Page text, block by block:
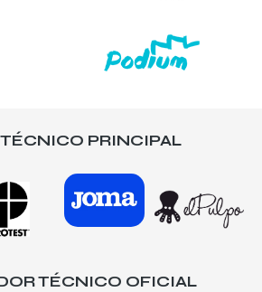
PRINCIPAL
TÉCNICO OFICIAL